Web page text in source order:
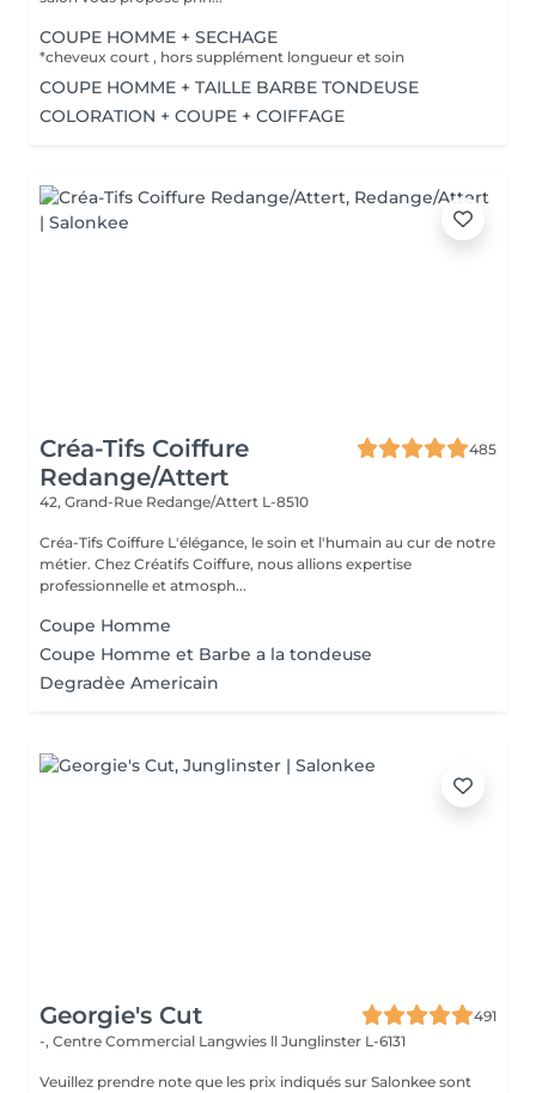
COUPE HOMME + SECHAGE
*cheveux court , hors supplément longueur et soin
COUPE HOMME + TAILLE BARBE TONDEUSE
COLORATION + COUPE + COIFFAGE
Créa-Tifs Coiffure
Redange/Attert
485
42, Grand-Rue Redange/Attert L-8510
Créa-Tifs Coiffure L'élégance, le soin et l'humain au cur de notre
métier. Chez Créatifs Coiffure, nous allions expertise
professionnelle et atmosph...
Coupe Homme
Coupe Homme et Barbe a la tondeuse
Degradèe Americain
Georgie's Cut
491
-, Centre Commercial Langwies ll Junglinster L-6131
Veuillez prendre note que les prix indiqués sur Salonkee sont